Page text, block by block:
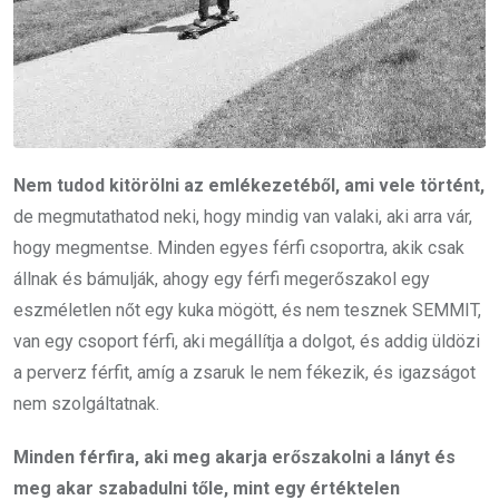
Nem tudod kitörölni az emlékezetéből, ami vele történt,
de megmutathatod neki, hogy mindig van valaki, aki arra vár,
hogy megmentse. Minden egyes férfi csoportra, akik csak
állnak és bámulják, ahogy egy férfi megerőszakol egy
eszméletlen nőt egy kuka mögött, és nem tesznek SEMMIT,
van egy csoport férfi, aki megállítja a dolgot, és addig üldözi
a perverz férfit, amíg a zsaruk le nem fékezik, és igazságot
nem szolgáltatnak.
Minden férfira, aki meg akarja erőszakolni a lányt és
meg akar szabadulni tőle, mint egy értéktelen